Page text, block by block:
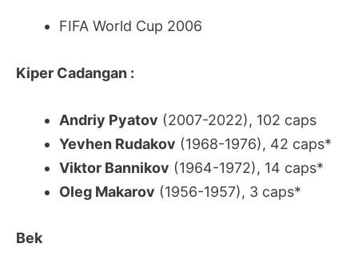
FIFA World Cup 2006
Kiper Cadangan :
Andriy Pyatov (2007-2022), 102 caps
Yevhen Rudakov (1968-1976), 42 caps*
Viktor Bannikov (1964-1972), 14 caps*
Oleg Makarov (1956-1957), 3 caps*
Bek